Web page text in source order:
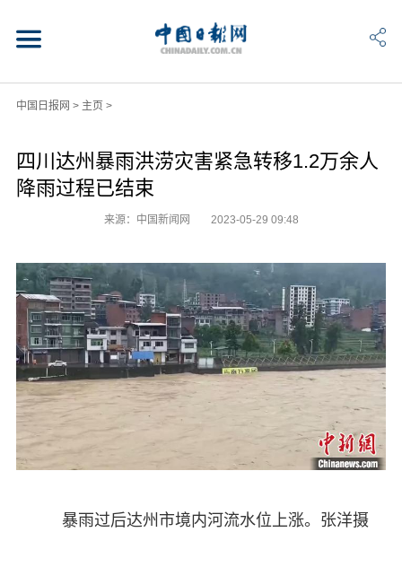
中国日报网 > 主页>
四川达州暴雨洪涝灾害紧急转移1.2万余人
降雨过程已结束
来源：中国新闻网 2023-05-29 09:48
暴雨过后达州市境内河流水位上涨。张洋摄